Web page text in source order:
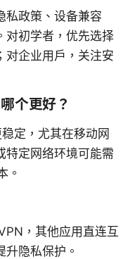
私政策、设备兼容
对初学者，优先选择
对企业用户，关注安
个更好？
定，尤其在移动网
特定网络环境可能需
。
，其他应用直连互
隐私保护。